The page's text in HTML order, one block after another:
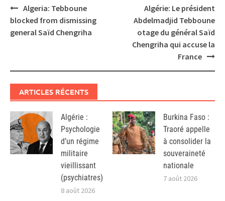
Post
navigation
Algeria: Tebboune
blocked from dismissing
general Saïd Chengriha
Algérie: Le président
Abdelmadjid Tebboune
otage du général Saïd
Chengriha qui accuse la
France
ARTICLES RÉCENTS
Algérie :
Psychologie
d’un régime
militaire
vieillissant
(psychiatres)
8 août 2026
Burkina Faso :
Traoré appelle
à consolider la
souveraineté
nationale
7 août 2026